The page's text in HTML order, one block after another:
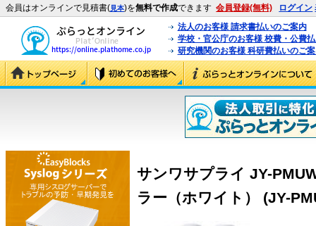
会員はオンラインで見積書(見本)を無料で作成できます 会員登録(無料) ログイン
法人のお客様 請求書払いのご案内
学校・官公庁のお客様 校費・公費
研究機関のお客様 科研費払いのご
サンワサプライ JY-
ラー（ホワイト） (JY-